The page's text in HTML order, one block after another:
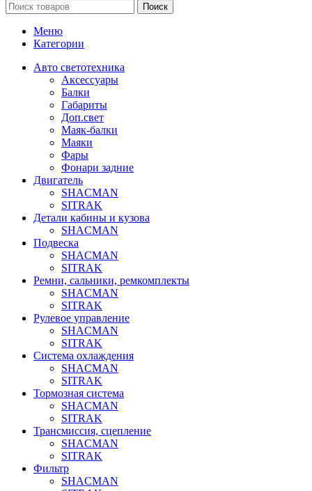
Поиск
Меню
Категории
Авто светотехника
Аксессуары
Балки
Габариты
Доп.свет
Маяк-балки
Маяки
Фары
Фонари задние
Двигатель
SHACMAN
SITRAK
Детали кабины и кузова
SHACMAN
Подвеска
SHACMAN
SITRAK
Ремни, сальники, ремкомплекты
SHACMAN
SITRAK
Рулевое управление
SHACMAN
SITRAK
Система охлаждения
SHACMAN
SITRAK
Тормозная система
SHACMAN
SITRAK
Трансмиссия, сцепление
SHACMAN
SITRAK
Фильтр
SHACMAN